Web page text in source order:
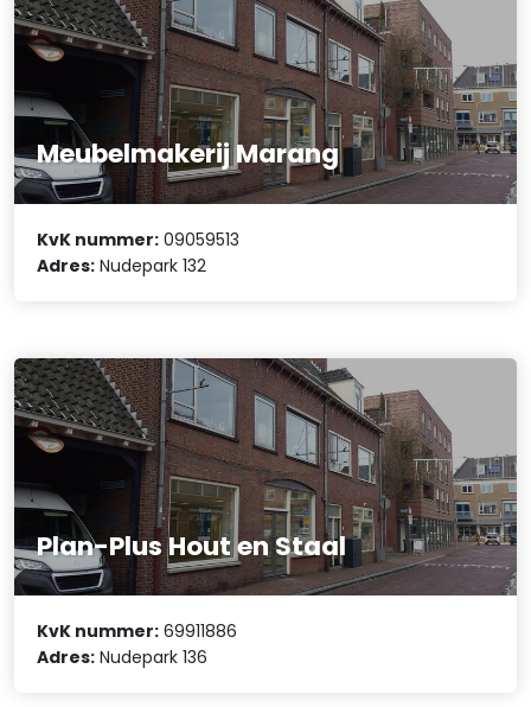
Meubelmakerij Marang
KvK nummer: 09059513
Adres: Nudepark 132
Plan-Plus Hout en Staal
KvK nummer: 69911886
Adres: Nudepark 136